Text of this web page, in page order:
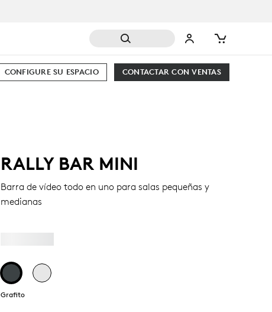
CONTACTAR CON VENTAS
CONFIGURE SU ESPACIO
RALLY BAR MINI
Barra de vídeo todo en uno para salas pequeñas y
medianas
Grafito